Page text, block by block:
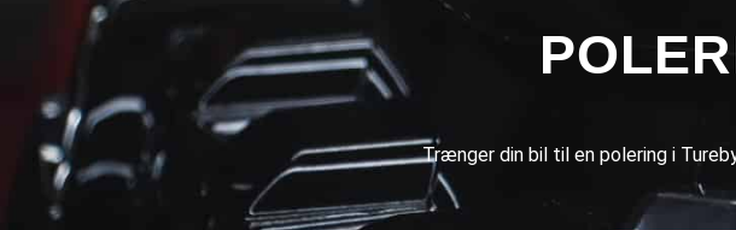
Trænger din bil til en polering i